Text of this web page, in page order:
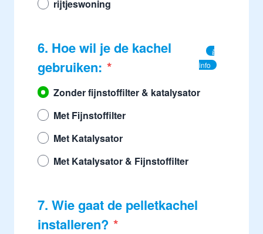
rijtjeswoning
6. Hoe wil je de kachel
gebruiken:
info
Zonder fijnstoffilter & katalysator
Met Fijnstoffilter
Met Katalysator
Met Katalysator & Fijnstoffilter
7. Wie gaat de pelletkachel
installeren?